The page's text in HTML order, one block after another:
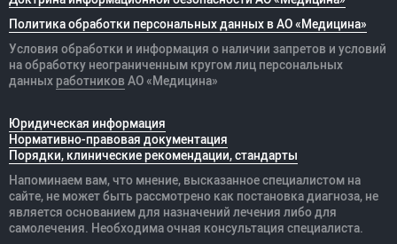
Политика обработки персональных данных в АО «Медицина»
Условия обработки и информация о наличии запретов и условий
на обработку неограниченным кругом лиц персональных
данных работников АО «Медицина»
Юридическая информация
Нормативно-правовая документация
Порядки, клинические рекомендации, стандарты
Напоминаем вам, что мнение, высказанное специалистом на
сайте, не может быть рассмотрено как постановка диагноза, не
является основанием для назначений лечения либо для
самолечения. Необходима очная консультация специалиста.